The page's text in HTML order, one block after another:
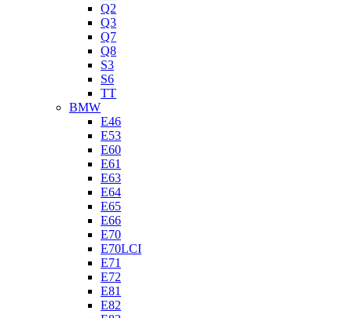
Q2
Q3
Q7
Q8
S3
S6
TT
BMW
E46
E53
E60
E61
E63
E64
E65
E66
E70
E70LCI
E71
E72
E81
E82